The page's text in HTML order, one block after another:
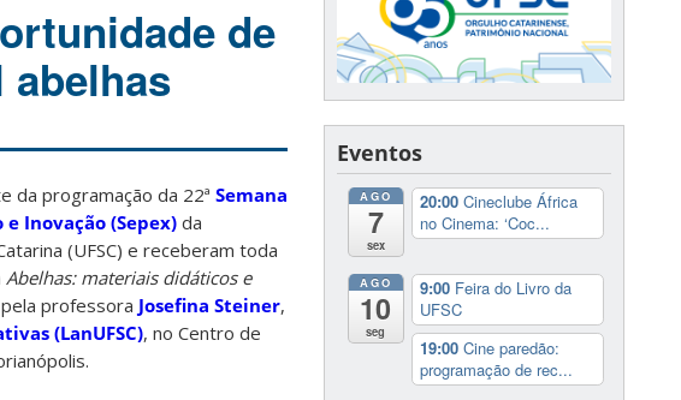
de
da programação da 22ª Semana
e Inovação (Sepex) da
(UFSC) e receberam toda
Abelhas: materiais didáticos e
professora Josefina Steiner,
(LanUFSC), no Centro de
Eventos
AGO
7
sex
20:00 Cineclube África
no Cinema: ‘Coc...
AGO
10
seg
9:00 Feira do Livro da
UFSC
19:00 Cine paredão:
programação de rec...